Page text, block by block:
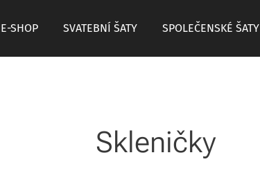
E-SHOP SVATEBNÍ ŠATY SPOLEČENSKÉ ŠATY
Skleničky